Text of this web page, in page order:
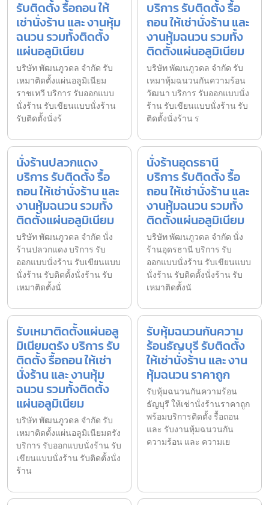
รับติดตั้ง รื้อถอน ให้
เช่านั่งร้าน และ งานหุ้ม
ฉนวน รวมทั้งติดตั้ง
แผ่นอลูมิเนียม
บริษัท พัฒนภูวดล จำกัด รับ
เหมาติดตั้งแผ่นอลูมิเนียม
ราชเทวี บริการ รับออกแบบ
นั่งร้าน รับเขียนแบบนั่งร้าน
รับติดตั้งนั่งร้
บริการ รับติดตั้ง รื้อ
ถอน ให้เช่านั่งร้าน และ
งานหุ้มฉนวน รวมทั้ง
ติดตั้งแผ่นอลูมิเนียม
บริษัท พัฒนภูวดล จำกัด รับ
เหมาหุ้มฉนวนกันความร้อน
วัฒนา บริการ รับออกแบบนั่ง
ร้าน รับเขียนแบบนั่งร้าน รับ
ติดตั้งนั่งร้าน ร
นั่งร้านปลวกแดง
บริการ รับติดตั้ง รื้อ
ถอน ให้เช่านั่งร้าน และ
งานหุ้มฉนวน รวมทั้ง
ติดตั้งแผ่นอลูมิเนียม
บริษัท พัฒนภูวดล จำกัด นั่ง
ร้านปลวกแดง บริการ รับ
ออกแบบนั่งร้าน รับเขียนแบบ
นั่งร้าน รับติดตั้งนั่งร้าน รับ
เหมาติดตั้งนั่
นั่งร้านอุดรธานี
บริการ รับติดตั้ง รื้อ
ถอน ให้เช่านั่งร้าน และ
งานหุ้มฉนวน รวมทั้ง
ติดตั้งแผ่นอลูมิเนียม
บริษัท พัฒนภูวดล จำกัด นั่ง
ร้านอุดรธานี บริการ รับ
ออกแบบนั่งร้าน รับเขียนแบบ
นั่งร้าน รับติดตั้งนั่งร้าน รับ
เหมาติดตั้งนั
รับเหมาติดตั้งแผ่นอลู
มิเนียมตรัง บริการ รับ
ติดตั้ง รื้อถอน ให้เช่า
นั่งร้าน และ งานหุ้ม
ฉนวน รวมทั้งติดตั้ง
แผ่นอลูมิเนียม
บริษัท พัฒนภูวดล จำกัด รับ
เหมาติดตั้งแผ่นอลูมิเนียมตรัง
บริการ รับออกแบบนั่งร้าน รับ
เขียนแบบนั่งร้าน รับติดตั้งนั่ง
ร้าน
รับหุ้มฉนวนกันความ
ร้อนธัญบุรี รับติดตั้ง
ให้เช่านั่งร้าน และ งาน
หุ้มฉนวน ราคาถูก
รับหุ้มฉนวนกันความร้อน
ธัญบุรี ให้เช่านั่งร้านราคาถูก
พร้อมบริการติดตั้ง รื้อถอน
และ รับงานหุ้มฉนวนกัน
ความร้อน และ ความเย